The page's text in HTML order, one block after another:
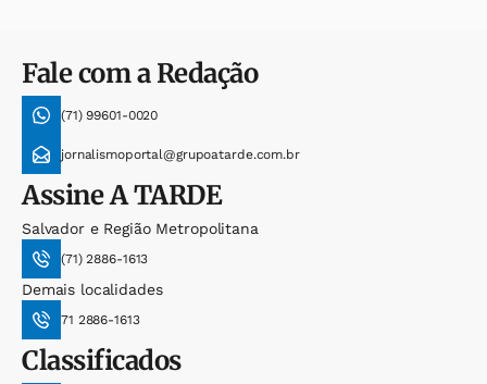
Fale com a Redação
(71) 99601-0020
jornalismoportal@grupoatarde.com.br
AssineA TARDE
Salvador e Região Metropolitana
(71) 2886-1613
Demais localidades
71 2886-1613
Classificados